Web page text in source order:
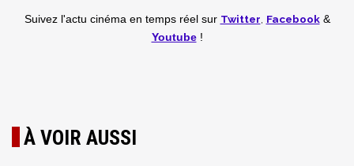
Suivez l'actu cinéma en temps réel sur Twitter Facebook&
Youtube!
À VOIR AUSSI